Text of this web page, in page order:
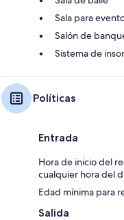
Sala para
Salón de
Sistema de
Políticas
Entrada
Hora de inicio del
cualquier hora del
Edad mínima para
Salida